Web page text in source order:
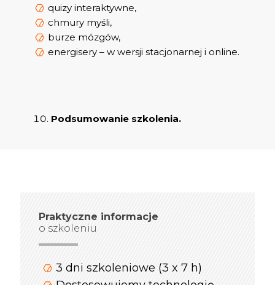
quizy interaktywne,
chmury myśli,
burze mózgów,
energisery – w wersji stacjonarnej i online.
Podsumowanie szkolenia.
Praktyczne informacje
o szkoleniu
3 dni szkoleniowe (3 x 7 h)